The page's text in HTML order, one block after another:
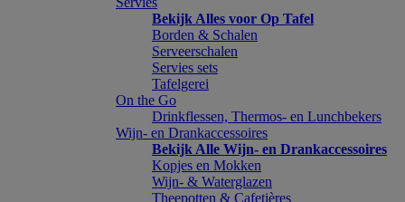
Bekijk Alles voor Op Tafel
Borden & Schalen
Serveerschalen
Servies sets
Tafelgerei
On the Go
Drinkflessen, Thermos- en Lunchbekers
Wijn- en Drankaccessoires
Bekijk Alle Wijn- en Drankaccessoires
Kopjes en Mokken
Wijn- & Waterglazen
Theepotten & Cafetières